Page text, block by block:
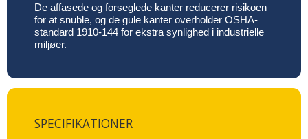
De affasede og forseglede kanter reducerer risikoen
for at snuble, og de gule kanter overholder OSHA-
standard 1910-144 for ekstra synlighed i industrielle
miljøer.
SPECIFIKATIONER